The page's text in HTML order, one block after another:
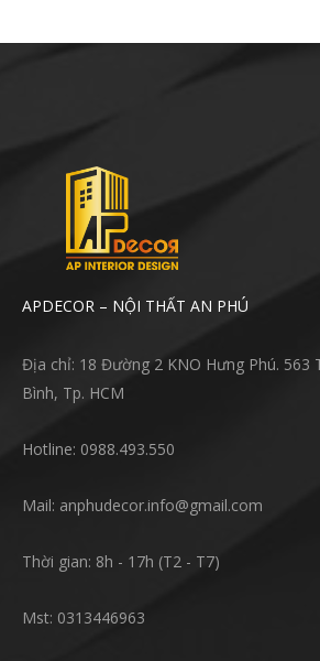
APDECOR – NỘI THẤT AN PHÚ
Địa chỉ: 18 Đường 2 KNO Hưng Phú. 563
Bình, Tp. HCM
Hotline: 0988.493.550
Mail: anphudecor.info@gmail.com
Thời gian: 8h - 17h (T2 - T7)
Mst: 0313446963